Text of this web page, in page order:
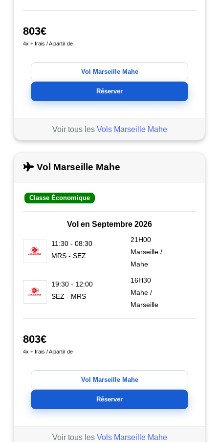
803€
4x + frais / A partir de
Vol Marseille Mahe
Réserver
Voir tous les Vols Marseille Mahe
Vol Marseille Mahe
Classe Économique
Vol en Septembre 2026
11:30 - 08:30
MRS - SEZ
21H00
Marseille /
Mahe
19:30 - 12:00
SEZ - MRS
16H30
Mahe /
Marseille
803€
4x + frais / A partir de
Vol Marseille Mahe
Réserver
Voir tous les Vols Marseille Mahe